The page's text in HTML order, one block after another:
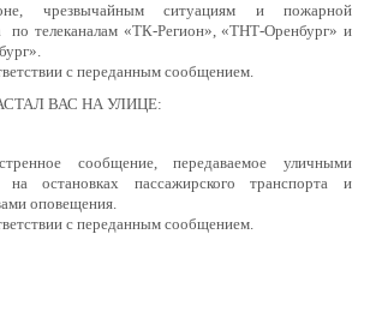
чрезвычайным ситуациям и пожарной
по телеканалам «ТК-Регион», «ТНТ-Оренбург» и
с переданным сообщением.
ВАС НА УЛИЦЕ:
сообщение, передаваемое уличными
на остановках пассажирского транспорта и
оповещения.
с переданным сообщением.